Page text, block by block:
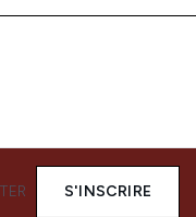
S'INSCRIRE